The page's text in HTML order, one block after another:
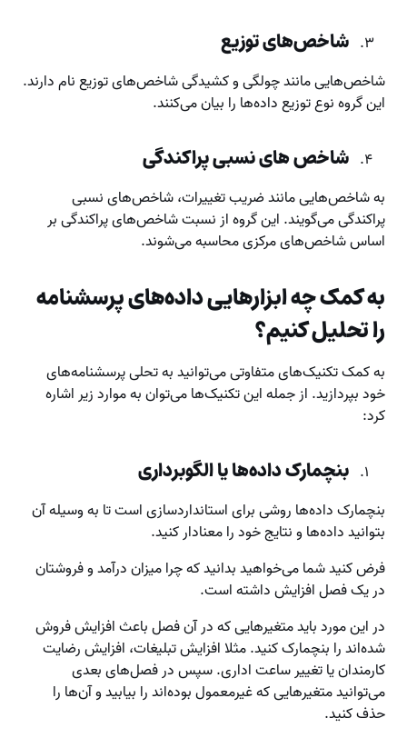
شاخص‌های توزیع
شاخص‌هایی مانند چولگی و کشیدگی شاخص‌های توزیع نام دارند.
این گروه نوع توزیع داده‌ها را بیان می‌کنند.
شاخص های نسبی پراکندگی
به شاخص‌هایی مانند ضریب تغییرات، شاخص‌های نسبی
پراکندگی می‌گویند. این گروه از نسبت شاخص‌های پراکندگی بر
اساس شاخص‌های مرکزی محاسبه می‌شوند.
به کمک چه ابزارهایی داده‌های پرسشنامه
را تحلیل کنیم؟
به کمک تکنیک‌های متفاوتی می‌توانید به تحلی پرسشنامه‌های
خود بپردازید. از جمله این تکنیک‌ها می‌توان به موارد زیر اشاره
کرد:
بنچمارک داده‌ها یا الگوبرداری
بنچمارک داده‌ها روشی برای استانداردسازی است تا به وسیله آن
بتوانید داده‌ها و نتایج خود را معنادار کنید.
فرض کنید شما می‌خواهید بدانید که چرا میزان درآمد و فروشتان
در یک فصل افزایش داشته است.
در این مورد باید متغیرهایی که در آن فصل باعث افزایش فروش
شده‌اند را بنچمارک کنید. مثلا افزایش تبلیغات، افزایش رضایت
کارمندان یا تغییر ساعت اداری. سپس در فصل‌های بعدی
می‌توانید متغیرهایی که غیرمعمول بوده‌اند را بیابید و آن‌ها را
حذف کنید.